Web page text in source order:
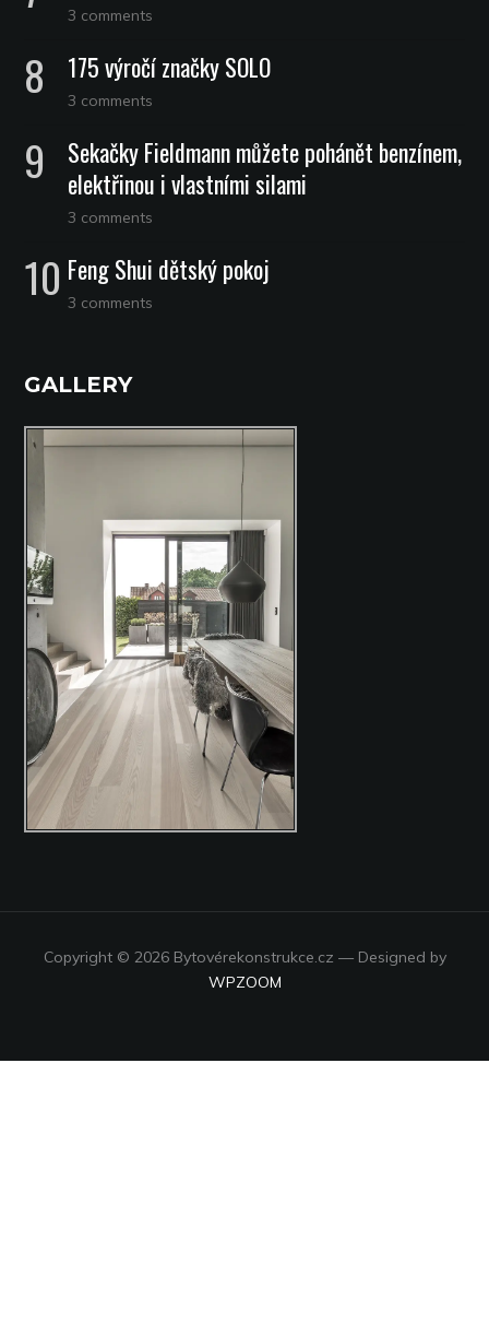
3 comments
175 výročí značky SOLO
3 comments
Sekačky Fieldmann můžete pohánět benzínem,
elektřinou i vlastními silami
3 comments
Feng Shui dětský pokoj
3 comments
GALLERY
Copyright © 2026 Bytovérekonstrukce.cz — Designed by
WPZOOM